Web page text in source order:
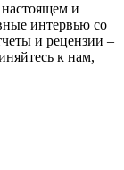
и
интервью со
и рецензии –
к нам,